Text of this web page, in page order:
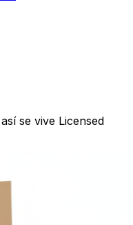
se vive Licensed